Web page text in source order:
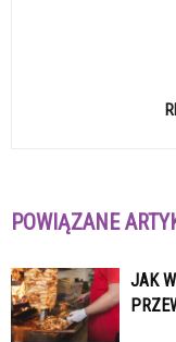
POWIĄZANE
JAK